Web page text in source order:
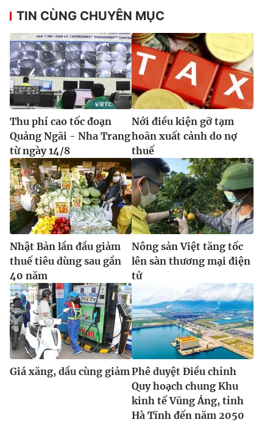
TIN CÙNG CHUYÊN MỤC
Thu phí cao tốc đoạn
Quảng Ngãi - Nha Trang
từ ngày 14/8
Nới điều kiện gỡ tạm
hoãn xuất cảnh do nợ
thuế
Nhật Bản lần đầu giảm
thuế tiêu dùng sau gần
40 năm
Nông sản Việt tăng tốc
lên sàn thương mại điện
tử
Giá xăng, dầu cùng giảm Phê duyệt Điều chỉnh
Quy hoạch chung Khu
kinh tế Vũng Áng, tỉnh
Hà Tĩnh đến năm 2050